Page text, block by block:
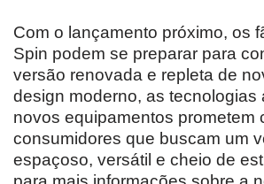
Com o lançamento próximo, os
Spin podem se preparar para
versão renovada e repleta de
design moderno, as tecnologias
novos equipamentos prometem
consumidores que buscam um
espaçoso, versátil e cheio de